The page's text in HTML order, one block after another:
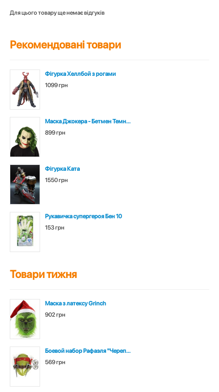
Для цього товару ще немає відгуків
Рекомендовані товари
Фігурка Хеллбой з рогами
1099 грн
Маска Джокера - Бетмен Темн...
899 грн
Фігурка Ката
1550 грн
Рукавичка супергероя Бен 10
153 грн
Товари тижня
Маска з латексу Grinch
902 грн
Боевой набор Рафаэля "Череп...
569 грн